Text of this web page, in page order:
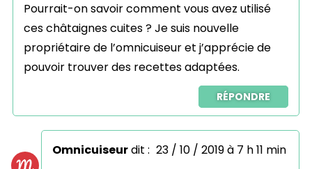
Pourrait-on savoir comment vous avez utilisé
ces châtaignes cuites ? Je suis nouvelle
propriétaire de l’omnicuiseur et j’apprécie de
pouvoir trouver des recettes adaptées.
RÉPONDRE
Omnicuiseurdit : 23 / 10 / 2019 à 7 h 11 min